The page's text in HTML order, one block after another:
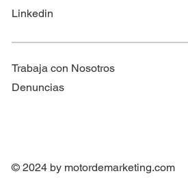
Linkedin
Trabaja con Nosotros
Denuncias
© 2024 by motordemarketing.com